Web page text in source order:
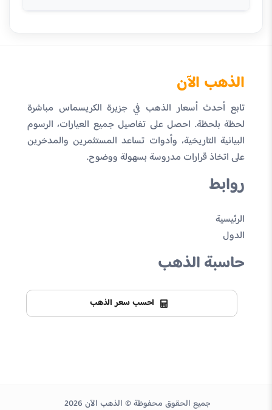
الذهب الآن
تابع أحدث أسعار الذهب في جزيرة الكريسماس مباشرة
لحظة بلحظة. احصل على تفاصيل جميع العيارات، الرسوم
البيانية التاريخية، وأدوات تساعد المستثمرين والمدخرين
على اتخاذ قرارات مدروسة بسهولة ووضوح.
روابط
الرئيسية
الدول
حاسبة الذهب
احسب سعر الذهب
جميع الحقوق محفوظة © الذهب الآن 2026